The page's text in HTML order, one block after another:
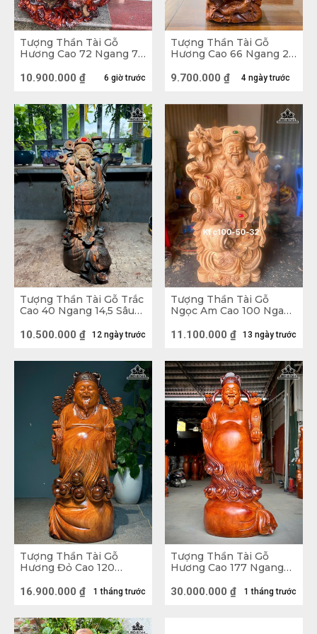
Tượng Thần Tài gỗ Ngọc Am
Tượng Thần Tài Gỗ
Hương Cao 72 Ngang 70
6 giờ trước
10.900.000 ₫
Tượng Thần Tài Gỗ
Hương Cao 66 Ngang 26
4 ngày trước
9.700.000 ₫
Tượng Thần Tài Gỗ Trắc
Cao 40 Ngang 14,5 Sâu
12 ngày trước
10.500.000 ₫
Tượng Thần Tài Gỗ
Ngọc Am Cao 100 Ngang
13 ngày trước
11.100.000 ₫
Tượng Thần Tài Gỗ
Hương Đỏ Cao 120
1 tháng trước
16.900.000 ₫
Tượng Thần Tài Gỗ
Hương Cao 177 Ngang
1 tháng trước
30.000.000 ₫